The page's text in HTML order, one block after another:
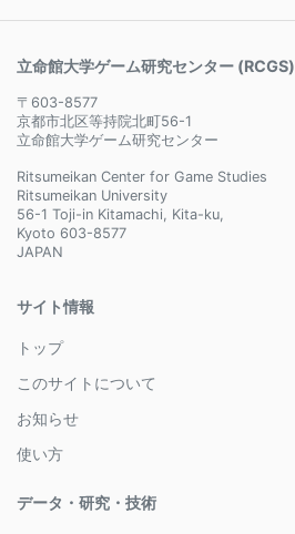
立命館大学ゲーム研究センター (RCGS)
〒603-8577
京都市北区等持院北町56-1
立命館大学ゲーム研究センター
Ritsumeikan Center for Game Studies
Ritsumeikan University
56-1 Toji-in Kitamachi, Kita-ku,
Kyoto 603-8577
JAPAN
サイト情報
トップ
このサイトについて
お知らせ
使い方
データ・研究・技術